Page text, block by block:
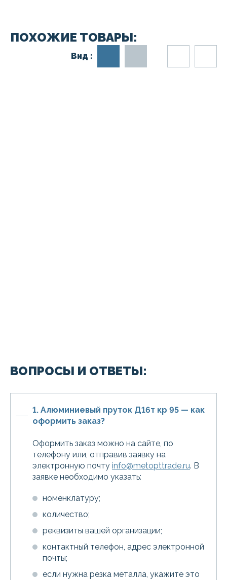
ПОХОЖИЕ ТОВАРЫ:
Вид :
ВОПРОСЫ И ОТВЕТЫ:
1. Алюминиевый пруток Д16т кр 95 — как
оформить заказ?
Оформить заказ можно на сайте, по
телефону или, отправив заявку на
электронную почту info@metopttrade.ru. В
заявке необходимо указать:
номенклатуру;
количество;
реквизиты вашей организации;
контактный телефон, адрес электронной
почты;
если нужна резка металла, укажите это